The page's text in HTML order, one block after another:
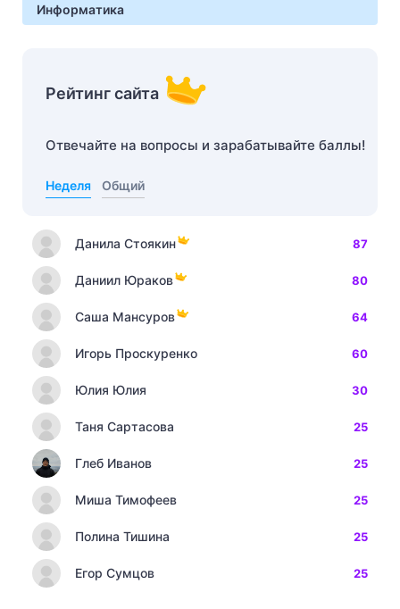
Информатика
Рейтинг сайта
Отвечайте на вопросы и зарабатывайте баллы!
Неделя Общий
Данила Стоякин 87
Даниил Юраков 80
Саша Мансуров 64
Игорь Проскуренко 60
Юлия Юлия 30
Таня Сартасова 25
Глеб Иванов 25
Миша Тимофеев 25
Полина Тишина 25
Егор Сумцов 25